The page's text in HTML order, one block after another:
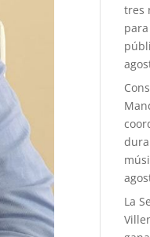
tres
La